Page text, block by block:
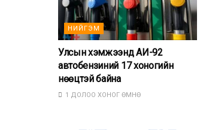
НИЙГЭМ
Улсын хэмжээнд АИ-92
автобензиний 17 хоногийн
нөөцтэй байна
1 ДОЛОО ХОНОГ ӨМНӨ